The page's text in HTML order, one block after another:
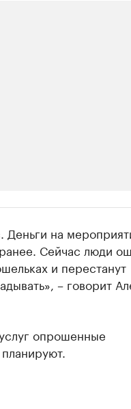
Деньги на
Сейчас люди
и перестанут
– говорит
опрошенные